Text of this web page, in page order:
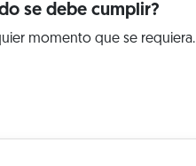
se debe cumplir?
momento que se requiera.